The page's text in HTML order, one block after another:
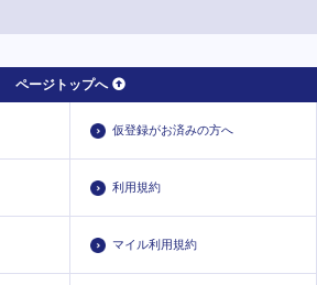
ページトップへ
仮登録がお済みの方へ
利用規約
マイル利用規約